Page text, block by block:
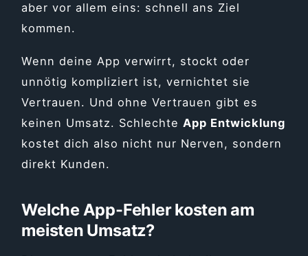
aber vor allem eins: schnell ans Ziel
kommen.
Wenn deine App verwirrt, stockt oder
unnötig kompliziert ist, vernichtet sie
Vertrauen. Und ohne Vertrauen gibt es
keinen Umsatz. SchlechteApp Entwicklung
kostet dich also nicht nur Nerven, sondern
direkt Kunden.
Welche App-Fehler kosten am
meisten Umsatz?